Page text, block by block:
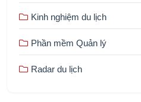
Kinh nghiệm du lịch
Phần mềm Quản lý
Radar du lịch